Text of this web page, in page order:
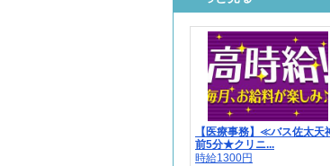
【医療事務】≪バス佐太天
前5分★クリニ...
時給1300円